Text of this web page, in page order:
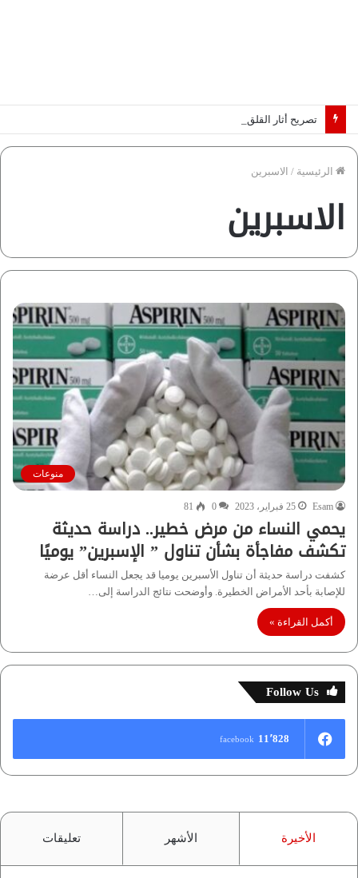
الرئيسية / الاسبرين
الاسبرين
منوعات
Esam 25 فبراير، 2023 0
81
يحمي النساء من مرض خطير.. دراسة حديثة
تكشف مفاجأة بشأن تناول ” الإسبرين” يوميًا
كشفت دراسة حديثة أن تناول الأسبرين يوميا قد يجعل النساء أقل عرضة
للإصابة بأحد الأمراض الخطيرة. وأوضحت نتائج الدراسة إلى…
أكمل القراءة »
Follow Us
11٬828 facebook
الأخيرة الأشهر تعليقات